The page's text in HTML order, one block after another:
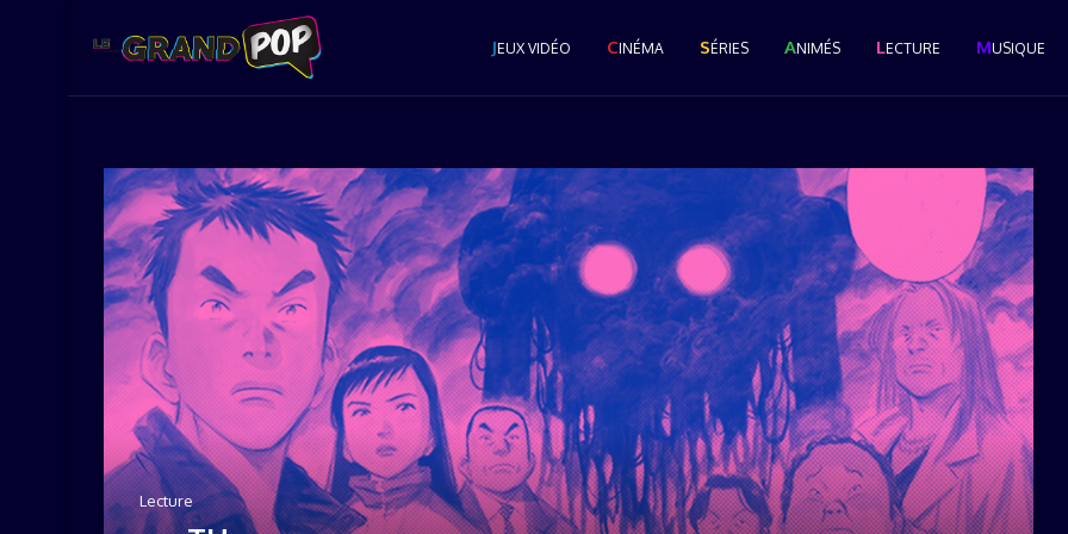
JEUX VIDÉO CINÉMA SÉRIES ANIMÉS LECTURE MUSIQUE
Lecture
Le Grand Popcast #28 : La
Cérémonie des Pop...